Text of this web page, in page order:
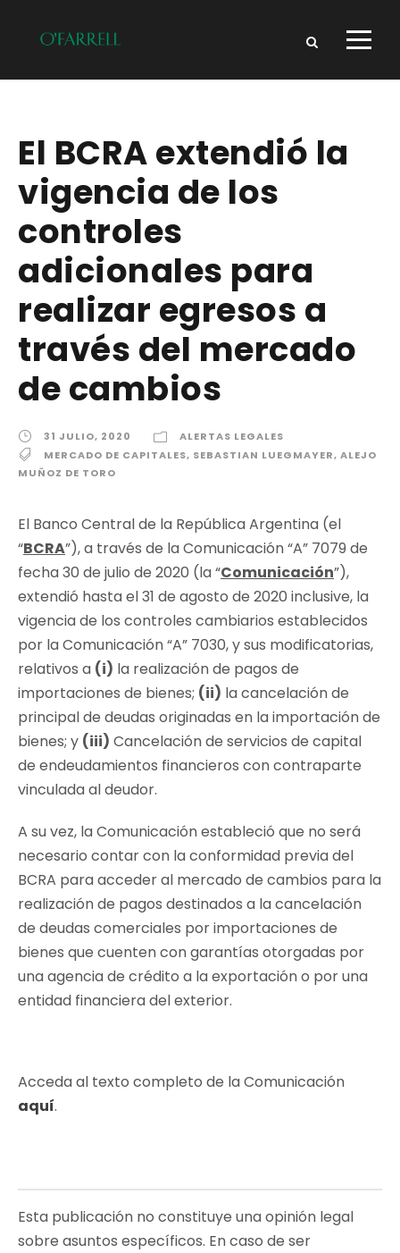
El BCRA extendió la
vigencia de los
controles
adicionales para
realizar egresos a
través del mercado
de cambios
31 JULIO, 2020
ALERTAS LEGALES
MERCADO DE CAPITALES, SEBASTIAN LUEGMAYER, ALEJO
MUÑOZ DE TORO
El Banco Central de la República Argentina (el
“BCRA”), a través de la Comunicación “A” 7079 de
fecha 30 de julio de 2020 (la “Comunicación”),
extendió hasta el 31 de agosto de 2020 inclusive, la
vigencia de los controles cambiarios establecidos
por la Comunicación “A” 7030, y sus modificatorias,
relativos a (i) la realización de pagos de
importaciones de bienes; (ii) la cancelación de
principal de deudas originadas en la importación de
bienes; y (iii) Cancelación de servicios de capital
de endeudamientos financieros con contraparte
vinculada al deudor.
A su vez, la Comunicación estableció que no será
necesario contar con la conformidad previa del
BCRA para acceder al mercado de cambios para la
realización de pagos destinados a la cancelación
de deudas comerciales por importaciones de
bienes que cuenten con garantías otorgadas por
una agencia de crédito a la exportación o por una
entidad financiera del exterior.
Acceda al texto completo de la Comunicación
aquí.
Esta publicación no constituye una opinión legal
sobre asuntos específicos. En caso de ser